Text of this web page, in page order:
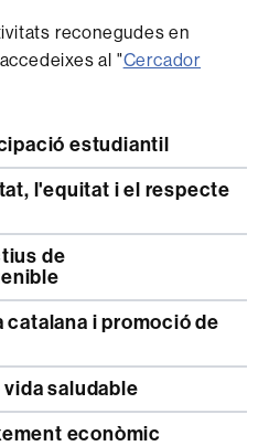
reconegudes en
al "Cercador
estudiantil
saludable